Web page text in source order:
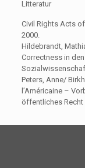
Litteratur
Civil Rights Acts of
2000.
Hildebrandt,
Correctness in
Peters, Anne/
l’Américaine –
öffentliches Recht